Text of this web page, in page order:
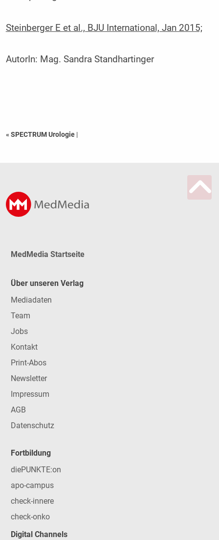
Steinberger E et al., BJU International, Jan 2015;
AutorIn: Mag. Sandra Standhartinger
« SPECTRUM Urologie |
MedMedia Startseite
Über unseren Verlag
Mediadaten
Team
Jobs
Kontakt
Print-Abos
Newsletter
Impressum
AGB
Datenschutz
Fortbildung
diePUNKTE:on
apo-campus
check-innere
check-onko
Digital Channels